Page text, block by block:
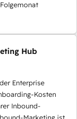
Hub
Enterprise
Kosten
Inbound-